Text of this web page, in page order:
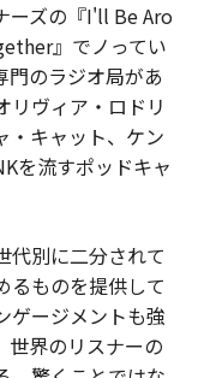
ーズの『I'll Be Aro
』でノってい
門のラジオ局があ
リヴィア・ロドリ
・キャット、ケン
を流すポッドキャ
代別に二分されて
るものを提供して
ゲージメントも強
世界のリスナーの